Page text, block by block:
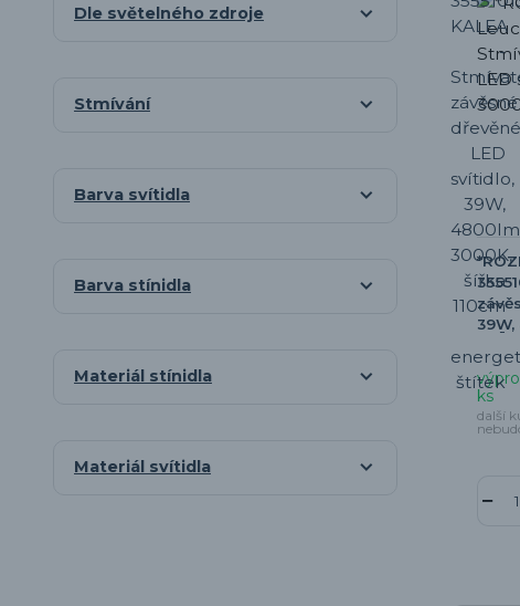
ks
další
Dle světelného zdroje
Stmívání
Barva svítidla
Barva stínidla
Materiál stínidla
Materiál svítidla